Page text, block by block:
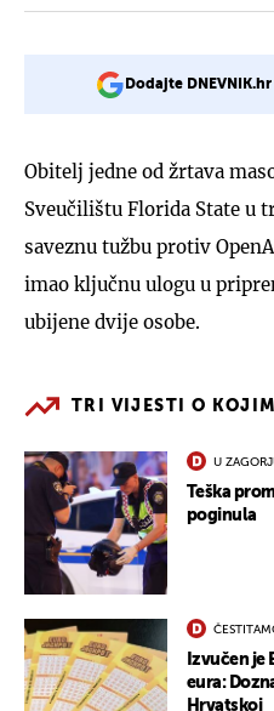
Dodajte
Obitelj jedne od žrtava
Sveučilištu Florida State u
saveznu tužbu protiv
imao ključnu ulogu u
ubijene dvije osobe.
TRI VIJESTI O
U
Teška
poginula
Izvučen je
eura:
Hrvatskoj